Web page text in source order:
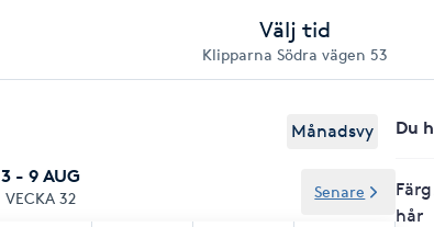
Välj tid
Klipparna Södra vägen 53
Månadsvy
3 - 9 AUG
VECKA 32 Senare
Du
hår